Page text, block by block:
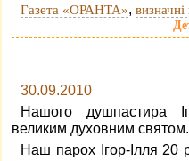
Газета «ОРАНТА», визначні
30.09.2010
Нашого душпастира
великим духовним святом.
Наш парох Ігор-Ілля 20